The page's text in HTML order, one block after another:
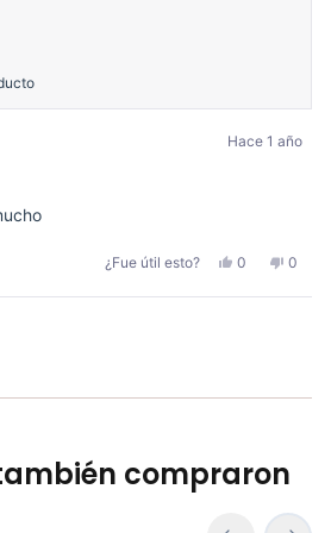
Hace 1 año
¿Fue útil esto?
Sí,
0
No,
0
compraron